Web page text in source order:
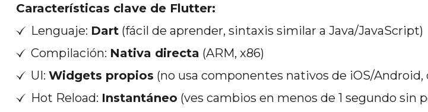
Características clave de Flutter:
Lenguaje: Dart (fácil de aprender, sintaxis similar a Java/JavaScript)
Compilación: Nativa directa (ARM, x86)
UI: Widgets propios (no usa componentes nativos de iOS/
Hot Reload: Instantáneo (ves cambios en menos de 1 segundo sin